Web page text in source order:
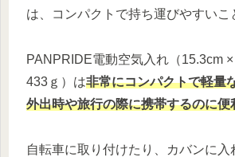
は、コンパクトで持ち運びやすいこ
PANPRIDE電動空気入れ（15.3cm
433ｇ）は非常にコンパクトで軽量
外出時や旅行の際に携帯するのに便
自転車に取り付けたり、カバンに入